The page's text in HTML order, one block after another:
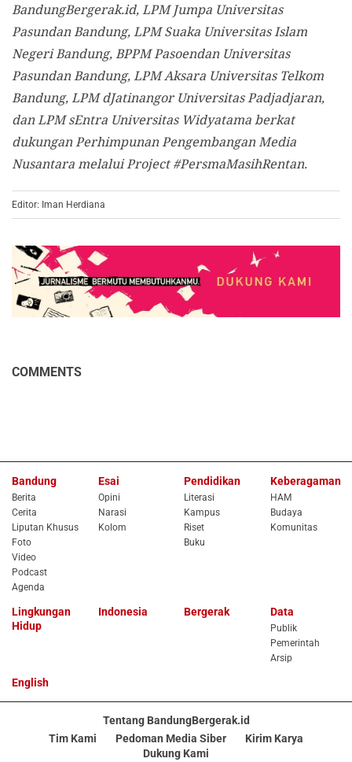
BandungBergerak.id, LPM Jumpa Universitas
Pasundan Bandung, LPM Suaka Universitas Islam
Negeri Bandung, BPPM Pasoendan Universitas
Pasundan Bandung, LPM Aksara Universitas Telkom
Bandung, LPM dJatinangor Universitas Padjadjaran,
dan LPM sEntra Universitas Widyatama berkat
dukungan Perhimpunan Pengembangan Media
Nusantara melalui Project #PersmaMasihRentan.
Editor: Iman Herdiana
COMMENTS
Bandung
Berita
Cerita
Liputan Khusus
Foto
Video
Podcast
Agenda
Esai
Opini
Narasi
Kolom
Pendidikan
Literasi
Kampus
Riset
Buku
Keberagaman
HAM
Budaya
Komunitas
Lingkungan
Hidup
Indonesia Bergerak Data
Publik
Pemerintah
Arsip
English
Tentang BandungBergerak.id
Tim Kami
Pedoman Media Siber
Kirim Karya
Dukung Kami